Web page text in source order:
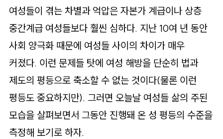
여성들이 겪는 차별과 억압은 자본가 계급이나 상층
중간계급 여성들보다 훨씬 심하다. 지난 10여 년 동안
사회 양극화 때문에 여성들 사이의 차이가 매우
커졌다. 이런 문제들 탓에 여성 해방을 단순히 법과
제도의 평등으로 축소할 수 없는 것이다(물론 이런
평등도 중요하지만). 그러면 오늘날 여성들 삶의 주된
모습을 살펴보면서 그동안 진행돼 온 성 평등의 수준을
측정해 보기로 하자.